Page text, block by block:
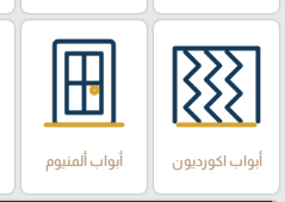
أبواب اكورديون أبواب ألمنيوم